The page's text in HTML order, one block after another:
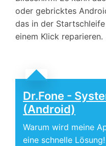
oder gebricktes
das in der
einem Klick reparieren.
Dr.Fone -
(Android)
Warum wird meine
eine schnelle Lösung!